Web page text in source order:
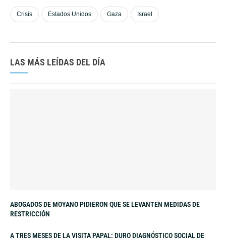
Crisis Estados Unidos Gaza Israel
LAS MÁS LEÍDAS DEL DÍA
ABOGADOS DE MOYANO PIDIERON QUE SE LEVANTEN MEDIDAS DE
RESTRICCIÓN
A TRES MESES DE LA VISITA PAPAL: DURO DIAGNÓSTICO SOCIAL DE